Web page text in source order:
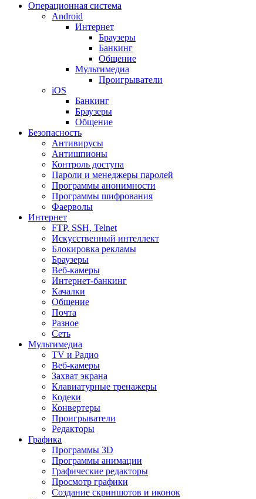
Операционная система
Android
Интернет
Браузеры
Банкинг
Общение
Мультимедиа
Проигрыватели
iOS
Банкинг
Браузеры
Общение
Безопасность
Антивирусы
Антишпионы
Контроль доступа
Пароли и менеджеры паролей
Программы анонимности
Программы шифрования
Фаерволы
Интернет
FTP, SSH, Telnet
Искусственный интеллект
Блокировка рекламы
Браузеры
Веб-камеры
Интернет-банкинг
Качалки
Общение
Почта
Разное
Сеть
Мультимедиа
TV и Радио
Веб-камеры
Захват экрана
Клавиатурные тренажеры
Кодеки
Конвертеры
Проигрыватели
Редакторы
Графика
Программы 3D
Программы анимации
Графические редакторы
Просмотр графики
Создание скриншотов и иконок